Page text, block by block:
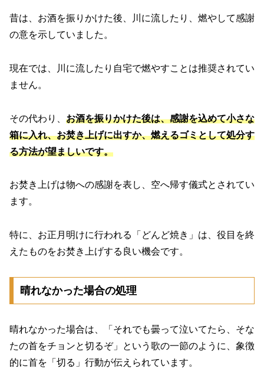
昔は、お酒を振りかけた後、川に流したり、燃やして感謝
の意を示していました。
現在では、川に流したり自宅で燃やすことは推奨されてい
ません。
その代わり、 お酒を振りかけた後は、感謝を込めて小さな
箱に入れ、お焚き上げに出すか、燃えるゴミとして処分す
る方法が望ましいです。
お焚き上げは物への感謝を表し、空へ帰す儀式とされてい
ます。
特に、お正月明けに行われる「どんど焼き」は、役目を終
えたものをお焚き上げする良い機会です。
晴れなかった場合の処理
晴れなかった場合は、「それでも曇って泣いてたら、そな
たの首をチョンと切るぞ」という歌の一節のように、象徴
的に首を「切る」行動が伝えられています。